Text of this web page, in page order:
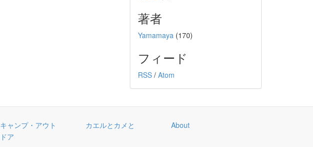
著者
Yamamaya(170)
フィード
RSS/ Atom
キャンプ・アウト
ドア
カエルとカメと About